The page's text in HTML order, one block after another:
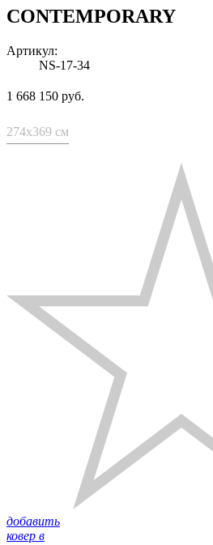
CONTEMPORARY
Артикул:
NS-17-34
1 668 150 руб.
274x369 см
добавить
ковер в